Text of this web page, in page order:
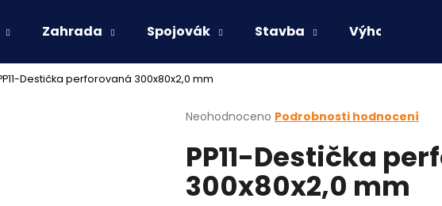
Zahrada Spojovák Stavba Výhodné sety
Destička perforovaná 300x80x2,0 mm
Průměrné
produktu
je
0,0
z
Neohodnoceno Podrobnosti hodnocení
PP11-Destička
300x80x2,0 mm
Co potřebujete najít?
HLEDAT